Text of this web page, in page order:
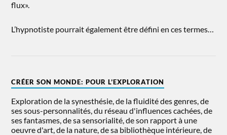
flux».
L’hypnotiste pourrait également être défini en ces termes…
CRÉER SON MONDE: POUR L’EXPLORATION
Exploration de la synesthésie, de la fluidité des genres, de
ses sous-personnalités, du réseau d'influences cachées, de
ses fantasmes, de sa sensorialité, de son rapport à une
oeuvre d'art, de la nature, de sa bibliothèque intérieure, de